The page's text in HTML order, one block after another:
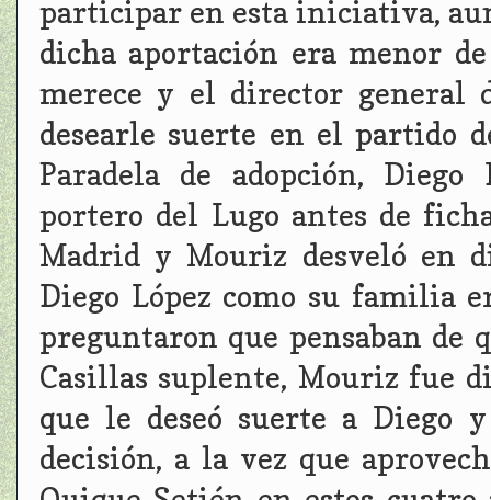
participar en esta iniciativa,
dicha aportación era menor
merece y el director general
desearle suerte en el partido
Paradela de adopción, Diego
portero del Lugo antes de
Madrid y Mouriz desveló en
Diego López como su familia
preguntaron que pensaban
Casillas suplente, Mouriz fue
que le deseó suerte a Diego
decisión, a la vez que